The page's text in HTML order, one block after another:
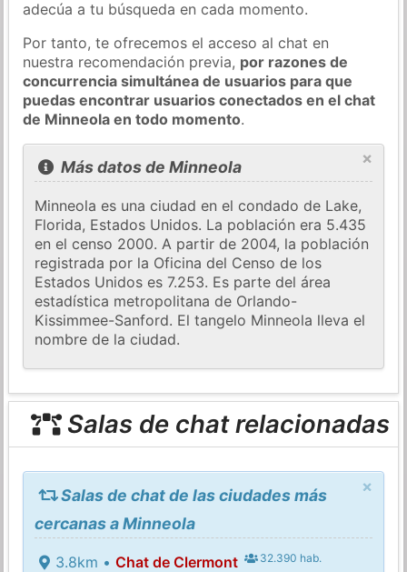
adecúa a tu búsqueda en cada momento.
Por tanto, te ofrecemos el acceso al chat en
nuestra recomendación previa, por razones de
concurrencia simultánea de usuarios para que
puedas encontrar usuarios conectados en el chat
de Minneola en todo momento.
×
Más datos de Minneola
Minneola es una ciudad en el condado de Lake,
Florida, Estados Unidos. La población era 5.435
en el censo 2000. A partir de 2004, la población
registrada por la Oficina del Censo de los
Estados Unidos es 7.253. Es parte del área
estadística metropolitana de Orlando-
Kissimmee-Sanford. El tangelo Minneola lleva el
nombre de la ciudad.
Salas de chat relacionadas
×
Salas de chat de las ciudades más
cercanas a Minneola
3.8km • Chat de Clermont 32.390 hab.